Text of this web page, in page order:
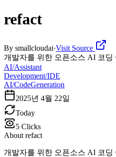
refact
By smallcloudai·Visit Source
개발자를 위한 오픈소스 AI 코딩
AI/Assistant
Development/IDE
AI/CodeGeneration
2025년 4월 22일
Today
5 Clicks
About refact
개발자를 위한 오픈소스 AI 코딩